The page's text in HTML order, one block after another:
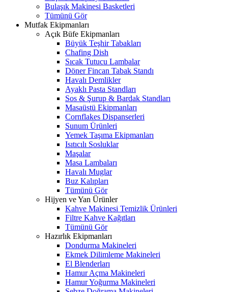
Bulaşık Makinesi Basketleri
Tümünü Gör
Mutfak Ekipmanları
Açık Büfe Ekipmanları
Büyük Teşhir Tabakları
Chafing Dish
Sıcak Tutucu Lambalar
Döner Fincan Tabak Standı
Havalı Demlikler
Ayaklı Pasta Standları
Sos & Şurup & Bardak Standları
Masaüstü Ekipmanları
Cornflakes Dispanserleri
Sunum Ürünleri
Yemek Taşıma Ekipmanları
Isıtıcılı Sosluklar
Maşalar
Masa Lambaları
Havalı Muglar
Buz Kalıpları
Tümünü Gör
Hijyen ve Yan Ürünler
Kahve Makinesi Temizlik Ürünleri
Filtre Kahve Kağıtları
Tümünü Gör
Hazırlık Ekipmanları
Dondurma Makineleri
Ekmek Dilimleme Makineleri
El Blenderları
Hamur Açma Makineleri
Hamur Yoğurma Makineleri